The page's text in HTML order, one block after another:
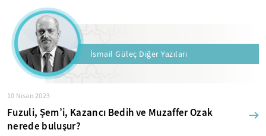
İsmail Güleç Diğer Yazıları
10 Nisan 2023
Fuzuli, Şem’i, Kazancı Bedih ve Muzaffer Ozak
nerede buluşur?